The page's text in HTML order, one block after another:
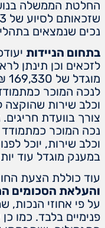
נכים שנמצאים
בתחום הניידות
לזכאים וכן תינתן
וכלב שירות שהוקצה
וכלב שירות, יוכל
במענק מוגדל עוד
עוד כוללת הצעת
והעלאת הסכומים
על פי אחוזי הנכות,
פנימיים בלבד. כמו כן